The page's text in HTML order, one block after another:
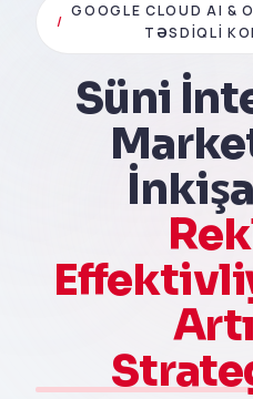
/
GOOGLE CLOUD AI &
TƏSDIQLI
Süni